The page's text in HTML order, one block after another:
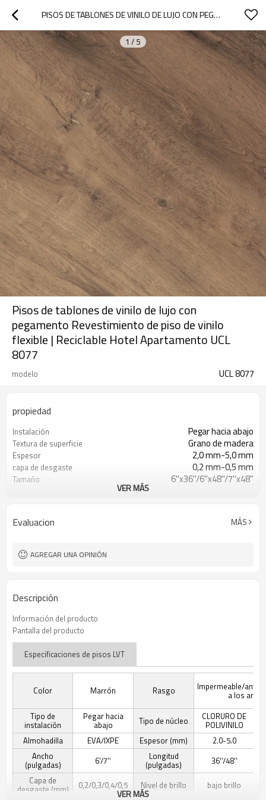
PISOS DE TABLONES DE VINILO DE LUJO CON PEGAMENTO REVESTIMIENTO DE PISO DE VINILO FLEXIBLE | RECICLABLE HOTEL APARTAMENTO UCL 8077
1 / 5
Pisos de tablones de vinilo de lujo con
pegamento Revestimiento de piso de vinilo
flexible | Reciclable Hotel Apartamento UCL
8077
modelo UCL 8077
propiedad
Instalación Pegar hacia abajo
Textura de superficie Grano de madera
Espesor 2,0 mm-5,0 mm
capa de desgaste 0,2 mm-0,5 mm
Tamaño
6''x36''/6''x48''/7''x48''
Impermeable/antideslizante/ignífugo/
a los arañazos
VER MÁS
Evaluacion MÁS
AGREGAR UNA OPINIÓN
Descripción
Información del producto
Pantalla del producto
Especificaciones de pisos LVT
Color Marrón Rasgo Impermeable/
a los
Tipo de
instalación
Pegar hacia
abajo Tipo de núcleo CLORURO DE
POLIVINILO
Almohadilla
EVA/IXPE Espesor (mm)
2.0-5.0
Ancho
(pulgadas) 6'/7'' Longitud
(pulgadas)
36''/48''
Capa de
desgaste (mm) 0,2/0,3/0,4/0,5 Nivel de brillo
bajo brillo
VER MÁS